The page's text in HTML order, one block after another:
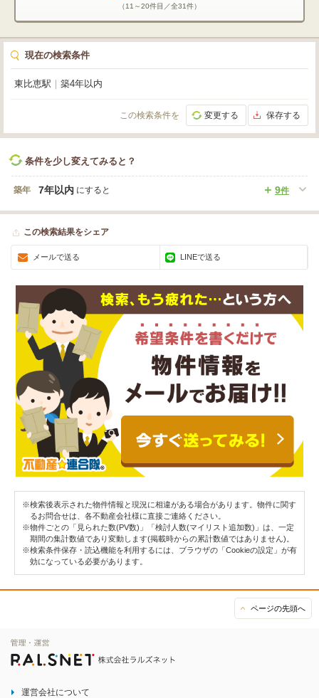
（11～20件目／全31件）
現在の検索条件
東比恵駅 築4年以内
この検索条件を 変更する 保存する
条件を少し変えてみると？
築年 9件
7年以内 にすると
この検索結果をシェア
メールで送る LINEで送る
※検索後表示された物件情報と現況に相違がある場合があります。物件に関す
るお問合せは、各不動産会社様に直接ご連絡ください。
※物件ごとの「見られた数(PV数)」「検討人数(マイリスト追加数)」は、一定
期間の集計数値であり変動します(掲載時からの累計数値ではありません)。
※検索条件保存・読込機能を利用するには、ブラウザの「Cookieの設定」が有
効になっている必要があります。
ページの先頭へ
運営会社について